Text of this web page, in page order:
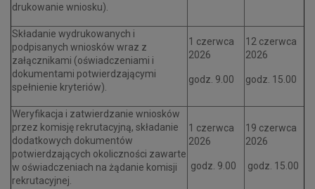
drukowanie wniosku).
Składanie wydrukowanych i
podpisanych wniosków wraz z
załącznikami (oświadczeniami i
dokumentami potwierdzającymi
spełnienie kryteriów).
1 czerwca
2026
godz. 9.00
12 czerwca
2026
godz. 15.00
Weryfikacja i zatwierdzanie wniosków
przez komisję rekrutacyjną, składanie
dodatkowych dokumentów
potwierdzających okoliczności zawarte
w oświadczeniach na żądanie komisji
rekrutacyjnej.
1 czerwca
2026
godz. 9.00
19 czerwca
2026
godz. 15.00